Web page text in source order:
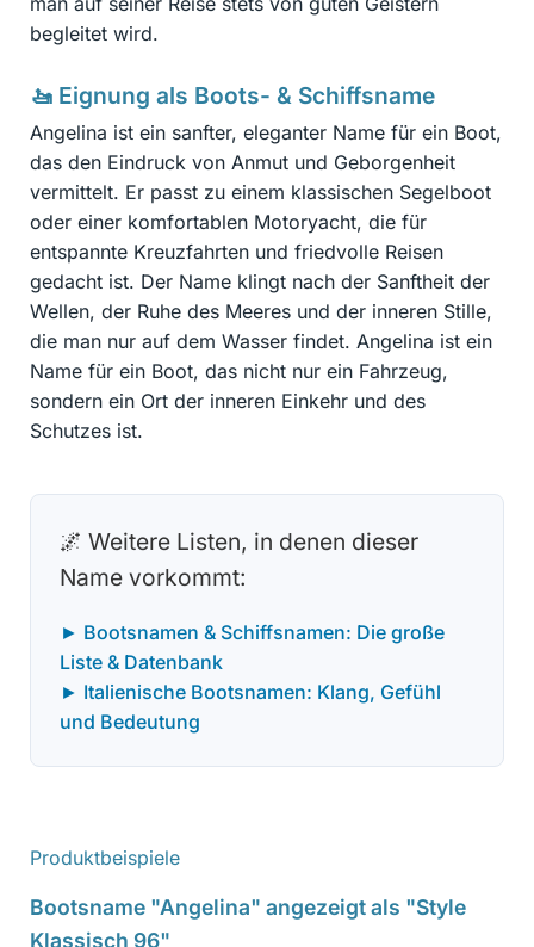
begleitet wird.
🚤 Eignung als Boots- & Schiffsname
Angelina ist ein sanfter, eleganter Name für ein Boot,
das den Eindruck von Anmut und Geborgenheit
vermittelt. Er passt zu einem klassischen Segelboot
oder einer komfortablen Motoryacht, die für
entspannte Kreuzfahrten und friedvolle Reisen
gedacht ist. Der Name klingt nach der Sanftheit der
Wellen, der Ruhe des Meeres und der inneren Stille,
die man nur auf dem Wasser findet. Angelina ist ein
Name für ein Boot, das nicht nur ein Fahrzeug,
sondern ein Ort der inneren Einkehr und des
Schutzes ist.
🌌 Weitere Listen, in denen dieser
Name vorkommt:
► Bootsnamen & Schiffsnamen: Die große
Liste & Datenbank
► Italienische Bootsnamen: Klang, Gefühl
und Bedeutung
Produktbeispiele
Bootsname "Angelina" angezeigt als "Style
Klassisch 96"